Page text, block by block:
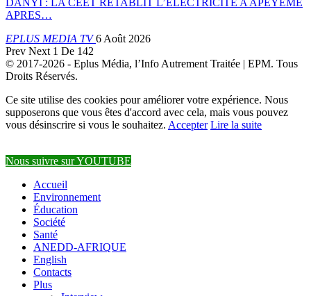
DANYI : LA CEET RETABLIT L’ELECTRICITE A APEYEME
APRES…
EPLUS MEDIA TV6 Août 2026
Prev Next 1 De 142
© 2017-2026 - Eplus Média, l’Info Autrement Traitée | EPM. Tous
Droits Réservés.
Ce site utilise des cookies pour améliorer votre expérience. Nous
supposerons que vous êtes d'accord avec cela, mais vous pouvez
vous désinscrire si vous le souhaitez. Accepter Lire la suite
Nous suivre sur YOUTUBE
Accueil
Environnement
Éducation
Société
Santé
ANEDD-AFRIQUE
English
Contacts
Plus